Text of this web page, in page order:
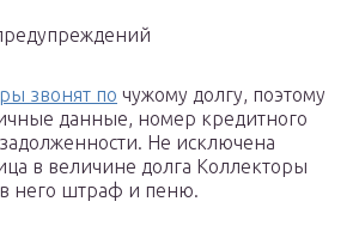
звонят по чужому долгу, поэтому
данные, номер кредитного
Не исключена
в величине долга Коллекторы
него штраф и пеню.